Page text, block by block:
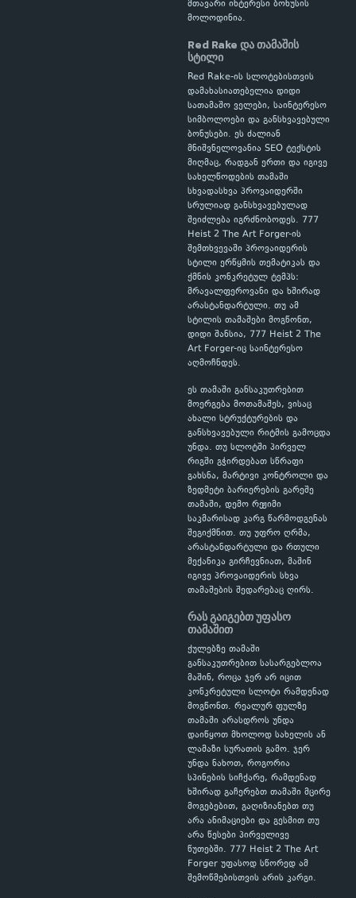
მთავარი ინტერესი ბონუსის
მოლოდინია.
Red Rake და თამაშის
სტილი
Red Rake-ის სლოტებისთვის
დამახასიათებელია დიდი
სათამაშო ველები, საინტერესო
სიმბოლოები და განსხვავებული
ბონუსები. ეს ძალიან
მნიშვნელოვანია SEO ტექსტის
მიღმაც, რადგან ერთი და იგივე
სახელწოდების თამაში
სხვადასხვა პროვაიდერში
სრულიად განსხვავებულად
შეიძლება იგრძნობოდეს. 777
Heist 2 The Art Forger-ის
შემთხვევაში პროვაიდერის
სტილი ერწყმის თემატიკას და
ქმნის კონკრეტულ ტემპს:
მრავალფეროვანი და ხშირად
არასტანდარტული. თუ ამ
სტილის თამაშები მოგწონთ,
დიდი შანსია, 777 Heist 2 The
Art Forger-იც საინტერესო
აღმოჩნდეს.
ეს თამაში განსაკუთრებით
მოერგება მოთამაშეს, ვისაც
ახალი სტრუქტურების და
განსხვავებული რიტმის გამოცდა
უნდა. თუ სლოტში პირველ
რიგში გჭირდებათ სწრაფი
გახსნა, მარტივი კონტროლი და
ზედმეტი ბარიერების გარეშე
თამაში, დემო რეჟიმი
საკმარისად კარგ წარმოდგენას
შეგიქმნით. თუ უფრო ღრმა,
არასტანდარტული და რთული
მექანიკა გირჩევნიათ, მაშინ
იგივე პროვაიდერის სხვა
თამაშების შედარებაც ღირს.
რას გაიგებთ უფასო
თამაშით
ქულებზე თამაში
განსაკუთრებით სასარგებლოა
მაშინ, როცა ჯერ არ იცით
კონკრეტული სლოტი რამდენად
მოგწონთ. რეალურ ფულზე
თამაში არასდროს უნდა
დაიწყოთ მხოლოდ სახელის ან
ლამაზი სურათის გამო. ჯერ
უნდა ნახოთ, როგორია
სპინების სიჩქარე, რამდენად
ხშირად გაჩერებთ თამაში მცირე
მოგებებით, გაღიზიანებთ თუ
არა ანიმაციები და გესმით თუ
არა წესები პირველივე
წუთებში. 777 Heist 2 The Art
Forger უფასოდ სწორედ ამ
შემოწმებისთვის არის კარგი.